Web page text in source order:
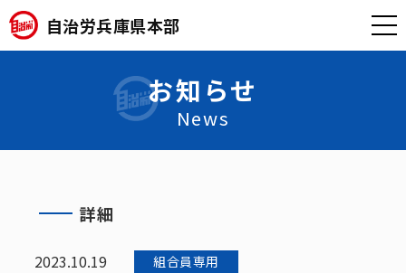
自治労兵庫県本部
お知らせ
News
詳細
2023.10.19 組合員専用